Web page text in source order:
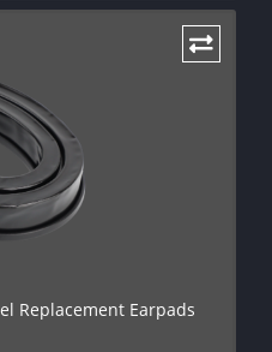
Replacement Earpads